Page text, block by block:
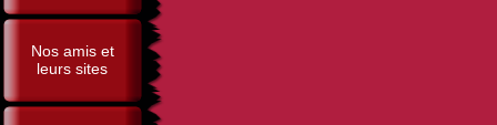
Nos amis et
leurs sites